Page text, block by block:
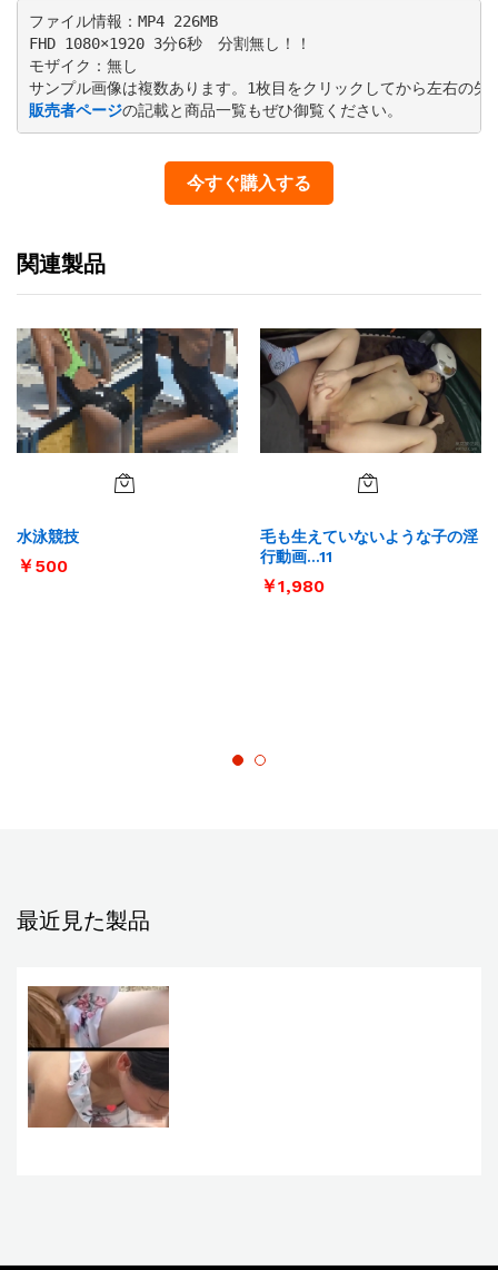
ファイル情報：MP4 226MB
FHD 1080×1920 3分6秒　分割無し！！
モザイク：無し
販売者ページの記載と商品一覧もぜひ御覧ください。
今すぐ購入する
関連製品
水泳競技
￥500
毛も生えていないような子の淫
行動画…11
￥1,980
最近見た製品